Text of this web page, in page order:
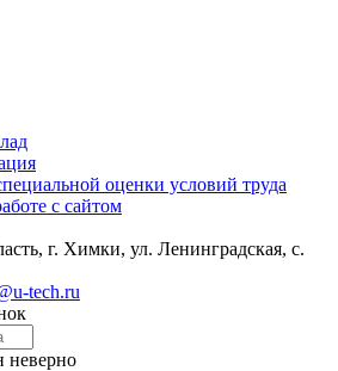
оценки условий труда
с сайтом
г. Химки, ул. Ленинградская, с.
tech.ru
неверно